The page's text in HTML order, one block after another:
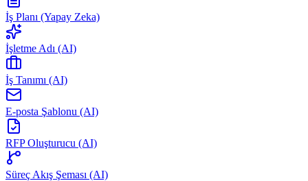
İş Planı (Yapay Zeka)
İşletme Adı (AI)
İş Tanımı (AI)
E-posta Şablonu (AI)
RFP Oluşturucu (AI)
Süreç Akış Şeması (AI)